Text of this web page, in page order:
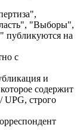
"Выборы",
публикуются на
с
и
содержит
строго